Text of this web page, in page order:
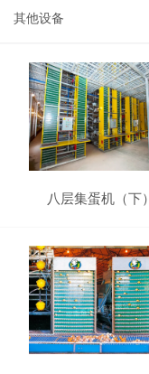
其他设备
八层集蛋机（下）